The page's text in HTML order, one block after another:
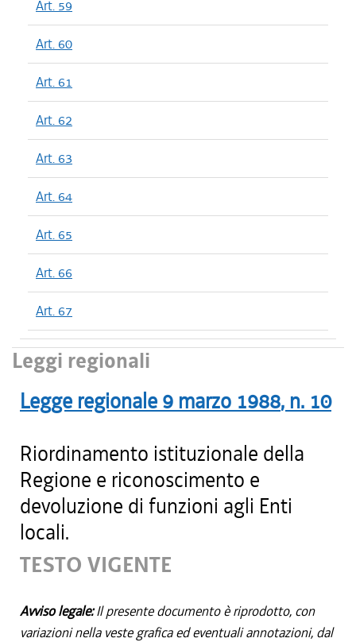
Art. 59
Art. 60
Art. 61
Art. 62
Art. 63
Art. 64
Art. 65
Art. 66
Art. 67
Leggi regionali
Legge regionale 9 marzo 1988, n. 10
Riordinamento istituzionale della
Regione e riconoscimento e
devoluzione di funzioni agli Enti
locali.
TESTO VIGENTE
Avviso legale:Il presente documento è riprodotto, con
variazioni nella veste grafica ed eventuali annotazioni, dal